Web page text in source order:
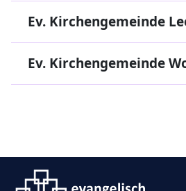
Ev. Kirchengemeinde
Ev. Kirchengemeinde